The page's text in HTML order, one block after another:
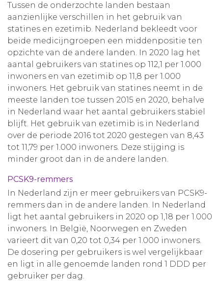
Tussen de onderzochte landen bestaan
aanzienlijke verschillen in het gebruik van
statines en ezetimib. Nederland bekleedt voor
beide medicijngroepen een middenpositie ten
opzichte van de andere landen. In 2020 lag het
aantal gebruikers van statines op 112,1 per 1.000
inwoners en van ezetimib op 11,8 per 1.000
inwoners. Het gebruik van statines neemt in de
meeste landen toe tussen 2015 en 2020, behalve
in Nederland waar het aantal gebruikers stabiel
blijft. Het gebruik van ezetimib is in Nederland
over de periode 2016 tot 2020 gestegen van 8,43
tot 11,79 per 1.000 inwoners. Deze stijging is
minder groot dan in de andere landen.
PCSK9-remmers
In Nederland zijn er meer gebruikers van PCSK9-
remmers dan in de andere landen. In Nederland
ligt het aantal gebruikers in 2020 op 1,18 per 1.000
inwoners. In België, Noorwegen en Zweden
varieert dit van 0,20 tot 0,34 per 1.000 inwoners.
De dosering per gebruikers is wel vergelijkbaar
en ligt in alle genoemde landen rond 1 DDD per
gebruiker per dag.